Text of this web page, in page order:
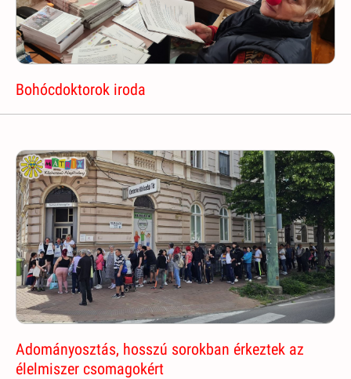
Bohócdoktorok iroda
Adományosztás, hosszú sorokban érkeztek az
élelmiszer csomagokért